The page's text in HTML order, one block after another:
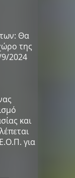
Θα
της
2024
και
για